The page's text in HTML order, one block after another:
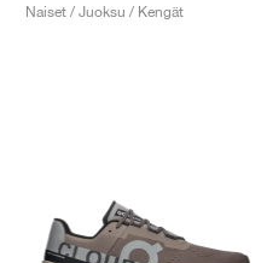
Naiset / Juoksu / Kengät